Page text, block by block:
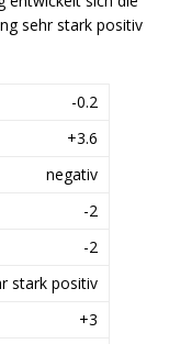
sehr stark positiv
-0.2
+3.6
negativ
-2
-2
stark positiv
+3